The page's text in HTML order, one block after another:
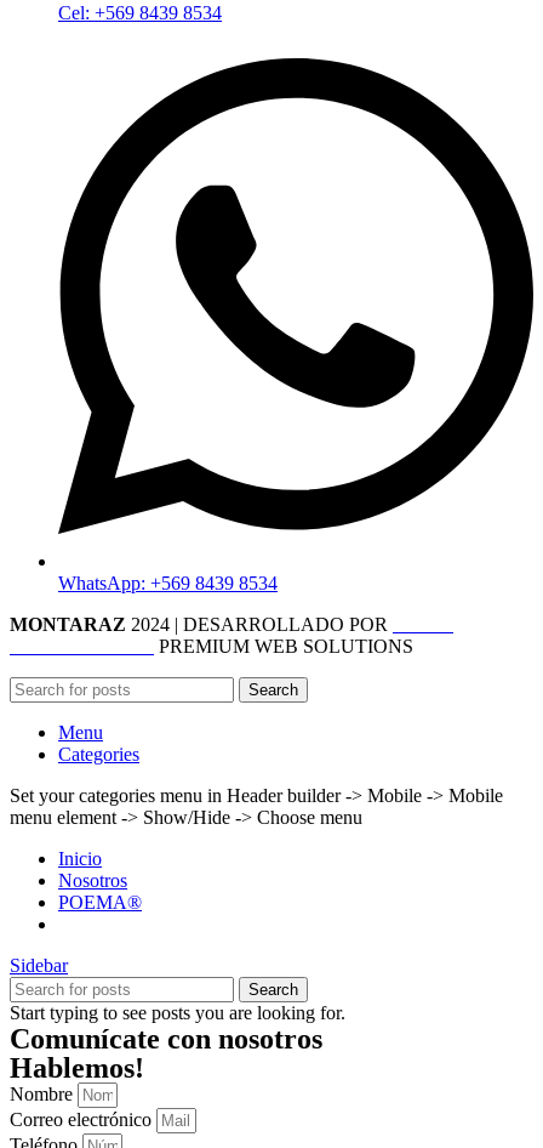
Cel: +569 8439 8534
WhatsApp: +569 8439 8534
MONTARAZ 2024 | DESARROLLADO POR
PREMIUM WEB SOLUTIONS
Search
Menu
Categories
Set your categories menu in Header builder -> Mobile -> Mobile
menu element -> Show/Hide -> Choose menu
Inicio
Nosotros
POEMA®
Sidebar
Search
Start typing to see posts you are looking for.
Comunícate con nosotros
Hablemos!
Nombre
Correo electrónico